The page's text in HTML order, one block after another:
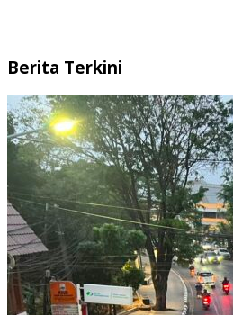
Berita Terkini